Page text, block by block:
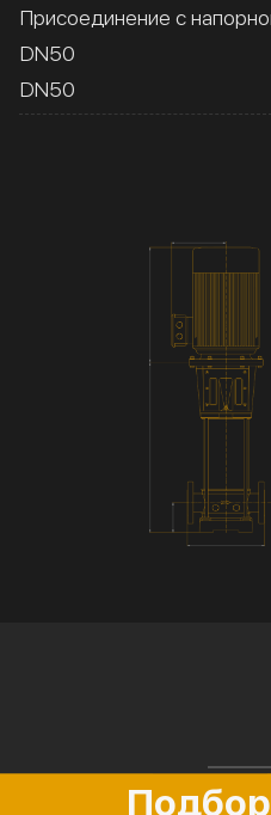
Присоединение с
DN50
DN50